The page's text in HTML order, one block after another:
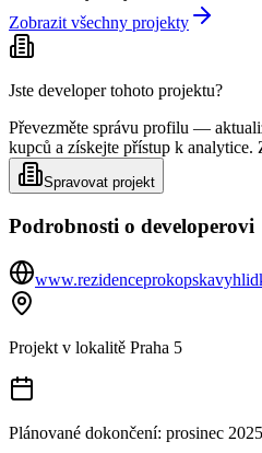
Zobrazit všechny projekty
Jste developer tohoto projektu?
Převezměte správu profilu —
kupců a získejte přístup k analytice.
Spravovat projekt
Podrobnosti o developerovi
Projekt v lokalitě Praha 5
Plánované dokončení: prosinec 2025